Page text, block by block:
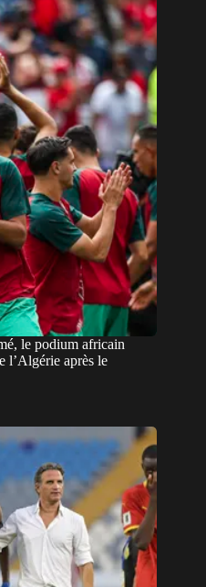
le podium africain
l’Algérie après le